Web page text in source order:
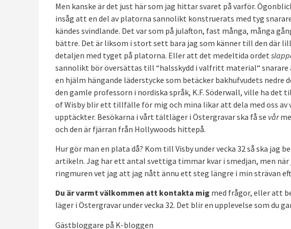
Men kanske är det just här som jag hittar svaret på varför.
insåg att en del av platorna sannolikt konstruerats med tyg
kändes svindlande. Det var som på julafton, fast många, många
bättre. Det är liksom i stort sett bara jag som känner till den där
detaljen med tyget på platorna. Eller att det medeltida ordet
sannolikt bör översättas till “halsskydd i valfritt material“ snarare
en hjälm hängande läderstycke som betäcker bakhufvudets nedre
den gamle professorn i nordiska språk, K.F. Söderwall, ville ha det
of Wisby blir ett tillfälle för mig och mina likar att dela med oss av
upptäckter. Besökarna i vårt tältläger i Östergravar ska få se vår
och den är fjärran från Hollywoods hittepå.
Hur gör man en plata då? Kom till Visby under vecka 32 så ska jag
artikeln. Jag har ett antal svettiga timmar kvar i smedjan, men
ringmuren vet jag att jag nått ännu ett steg längre i min strävan
Du är varmt välkommen att kontakta mig med frågor, eller att
läger i Östergravar under vecka 32. Det blir en upplevelse som du
Gästbloggare på K-bloggen